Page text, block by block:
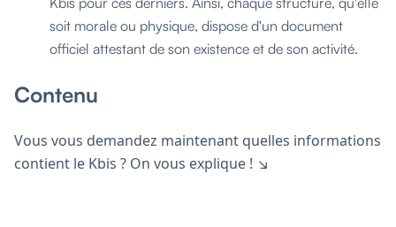
soit morale ou physique, dispose d'un document
officiel attestant de son existence et de son activité.
Contenu
Vous vous demandez maintenant quelles informations
contient le Kbis ? On vous explique ! ↘️